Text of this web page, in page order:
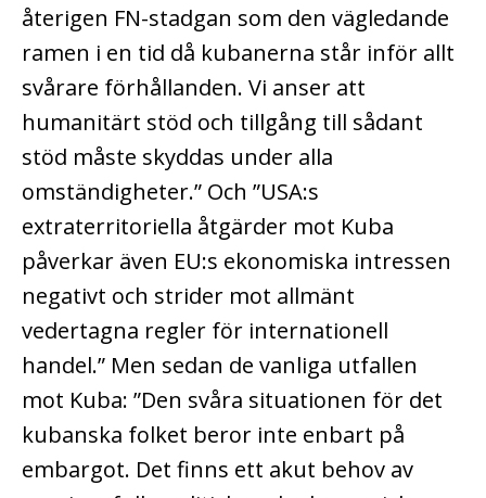
återigen FN-stadgan som den vägledande
ramen i en tid då kubanerna står inför allt
svårare förhållanden. Vi anser att
humanitärt stöd och tillgång till sådant
stöd måste skyddas under alla
omständigheter.” Och ”USA:s
extraterritoriella åtgärder mot Kuba
påverkar även EU:s ekonomiska intressen
negativt och strider mot allmänt
vedertagna regler för internationell
handel.” Men sedan de vanliga utfallen
mot Kuba: ”Den svåra situationen för det
kubanska folket beror inte enbart på
embargot. Det finns ett akut behov av